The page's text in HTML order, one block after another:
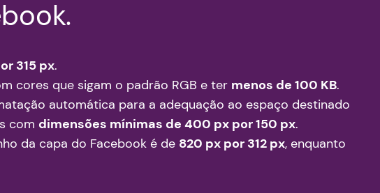
315 px.
cores que sigam o padrão RGB e ter menos de 100 KB.
automática para a adequação ao espaço destinado
com dimensões mínimas de 400 px por 150 px.
da capa do Facebook é de 820 px por 312 px, enquanto